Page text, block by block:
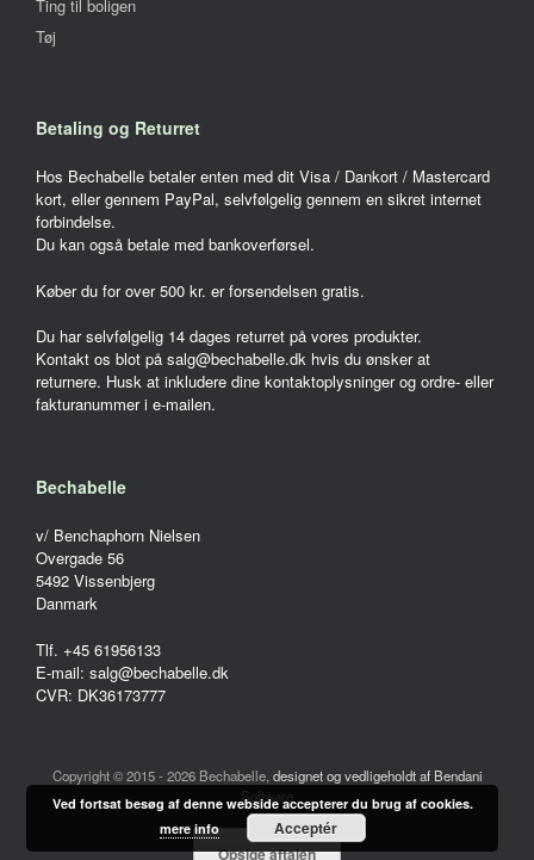
Ting til boligen
Tøj
Betaling og Returret
Hos Bechabelle betaler enten med dit Visa / Dankort / Mastercard
kort, eller gennem PayPal, selvfølgelig gennem en sikret internet
forbindelse.
Du kan også betale med bankoverførsel.
Køber du for over 500 kr. er forsendelsen gratis.
Du har selvfølgelig 14 dages returret på vores produkter.
Kontakt os blot på salg@bechabelle.dk hvis du ønsker at
returnere. Husk at inkludere dine kontaktoplysninger og ordre- eller
fakturanummer i e-mailen.
Bechabelle
v/ Benchaphorn Nielsen
Overgade 56
5492 Vissenbjerg
Danmark
Tlf. +45 61956133
E-mail: salg@bechabelle.dk
CVR: DK36173777
Copyright © 2015 - 2026 Bechabelle, designet og vedligeholdt af Bendani
Software
Opsige aftalen
Ved fortsat besøg af denne webside accepterer du brug af cookies.
mere info
Acceptér